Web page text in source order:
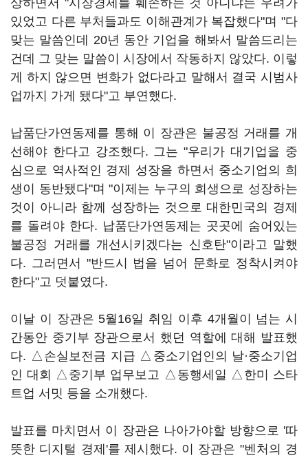
상하면서 "시장경제를 훼손하는 것 아니냐는 우려가
있었고 다른 부처들과도 이해관계가 복잡했다"며 "다
맞는 말씀인데 20년 동안 기업을 해봐서 말씀드리는
건데 그 맞는 말씀이 시장에서 작동하지 않았다. 이렇
게 하지 않으면 변화가 없다라고 말해서 결국 시범사
업까지 가게 됐다"고 부연했다.
납품단가연동제를 통해 이 장관은 불공정 거래를 개
선해야 한다고 강조했다. 그는 "우리가 대기업을 중
심으로 역사적인 경제 성장을 하면서 중소기업의 희
생이 동반됐다"며 "이제는 누구의 희생으로 성장하는
것이 아니라 함께 성장하는 것으로 대한민국의 경제
를 돌려야 한다. 납품단가연동제는 곳곳에 숨어있는
불공정 거래를 개선시키겠다는 신호탄"이라고 말했
다. 그러면서 "반드시 법을 넘어 문화로 정착시켜야
한다"고 덧붙였다.
이날 이 장관은 5월16일 취임 이후 4개월이 넘는 시
간동안 중기부 장관으로서 했던 역할에 대해 발표했
다. △손실보전금 지급 △중소기업인의 날·중소기업
인 대회 △중기부 업무보고 △동행세일 △한미 스타
트업 서밋 등을 소개했다.
발표를 마치면서 이 장관은 나아가야할 방향으로 '따
뜻한 디지털 경제'를 제시했다. 이 장관은 "벤처의 경